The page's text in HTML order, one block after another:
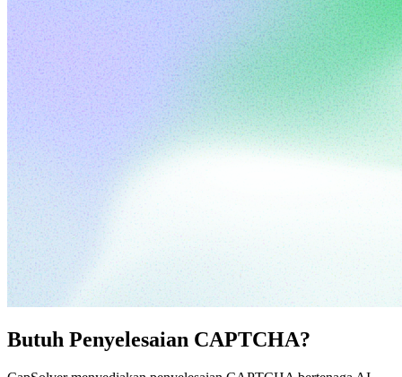
Butuh Penyelesaian CAPTCHA?